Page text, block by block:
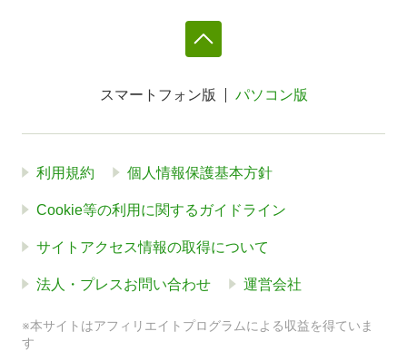
スマートフォン版 パソコン版
利用規約 個人情報保護基本方針
Cookie等の利用に関するガイドライン
サイトアクセス情報の取得について
法人・プレスお問い合わせ 運営会社
※本サイトはアフィリエイトプログラムによる収益を得ていま
す